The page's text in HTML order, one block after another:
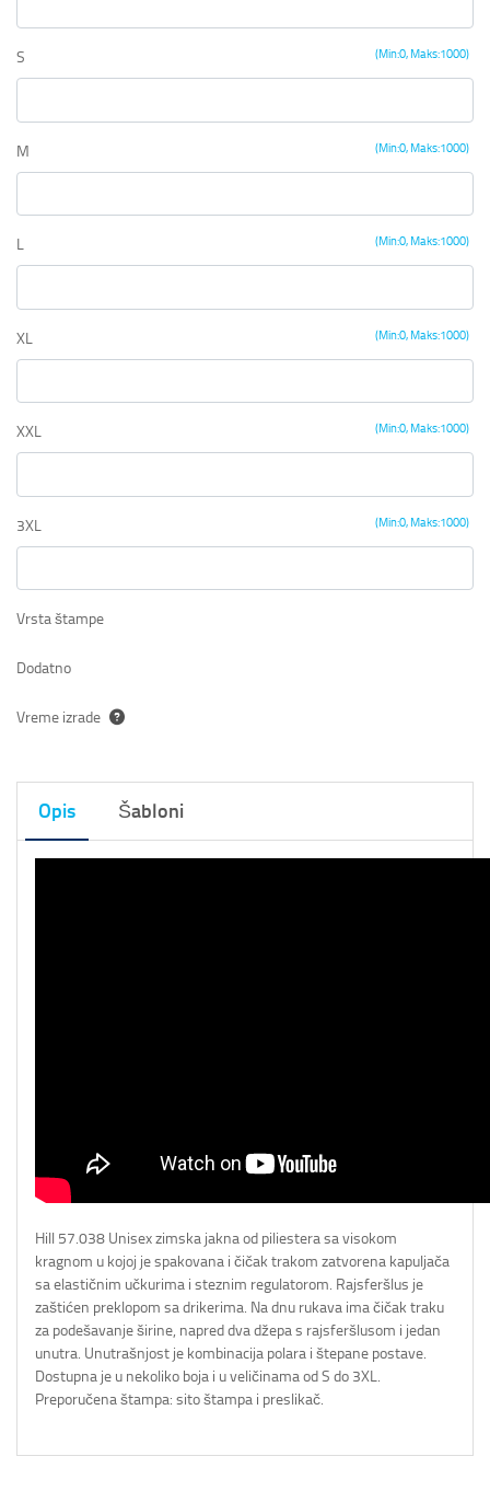
(Min:0, Maks:1000)
S
(Min:0, Maks:1000)
M
(Min:0, Maks:1000)
L
(Min:0, Maks:1000)
XL
(Min:0, Maks:1000)
XXL
(Min:0, Maks:1000)
3XL
Vrsta štampe
Dodatno
Vreme izrade
Opis Šabloni
Hill 57.038 Unisex zimska jakna od piliestera sa visokom
kragnom u kojoj je spakovana i čičak trakom zatvorena kapuljača
sa elastičnim učkurima i steznim regulatorom. Rajsferšlus je
zaštićen preklopom sa drikerima. Na dnu rukava ima čičak traku
za podešavanje širine, napred dva džepa s rajsferšlusom i jedan
unutra. Unutrašnjost je kombinacija polara i štepane postave.
Dostupna je u nekoliko boja i u veličinama od S do 3XL.
Preporučena štampa: sito štampa i preslikač.